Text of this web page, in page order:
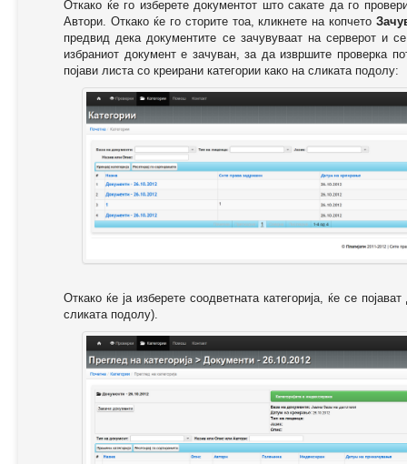
Откако ќе го изберете документот што сакате да го
Автори. Откако ќе го сторите тоа, кликнете на копчето
предвид дека документите се зачувуваат на серверот и
избраниот документ е зачуван, за да извршите проверка
појави листа со креирани категории како на сликата подолу:
Откако ќе ја изберете соодветната категорија, ќе се
сликата подолу).